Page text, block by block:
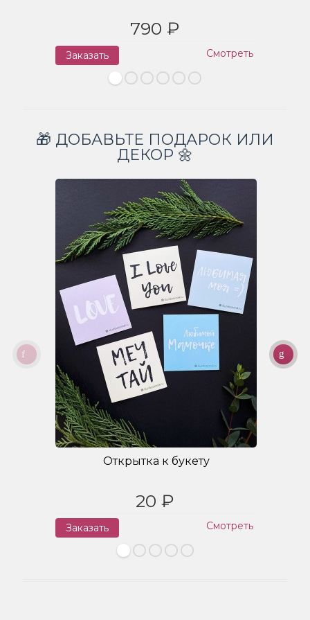
790 ₽
Заказать Смотреть
🎁 ДОБАВЬТЕ ПОДАРОК ИЛИ
ДЕКОР 🌼
Открытка к букету
20 ₽
Заказать Смотреть